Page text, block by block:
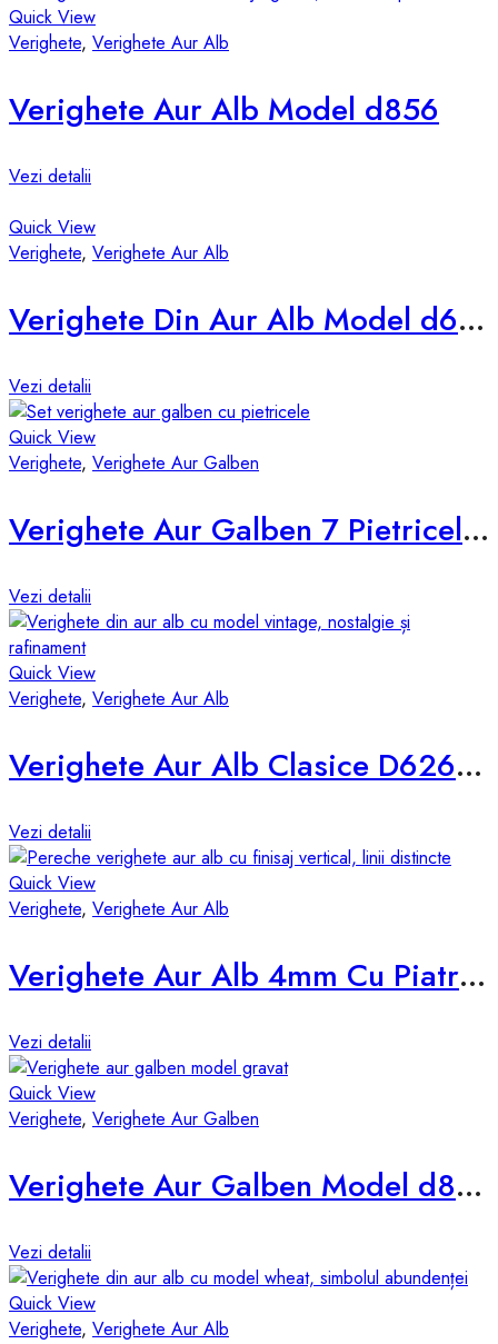
Quick View
Verighete, Verighete Aur Alb
Verighete Aur Alb Model d856
Vezi detalii
Quick View
Verighete, Verighete Aur Alb
Verighete Din Aur Alb Model d631-a
Vezi detalii
Quick View
Verighete, Verighete Aur Galben
Verighete Aur Galben 7 Pietricele d855-g
Vezi detalii
Quick View
Verighete, Verighete Aur Alb
Verighete Aur Alb Clasice D626-AA
Vezi detalii
Quick View
Verighete, Verighete Aur Alb
Verighete Aur Alb 4mm Cu Piatra D045-A
Vezi detalii
Quick View
Verighete, Verighete Aur Galben
Verighete Aur Galben Model d846-g
Vezi detalii
Quick View
Verighete, Verighete Aur Alb